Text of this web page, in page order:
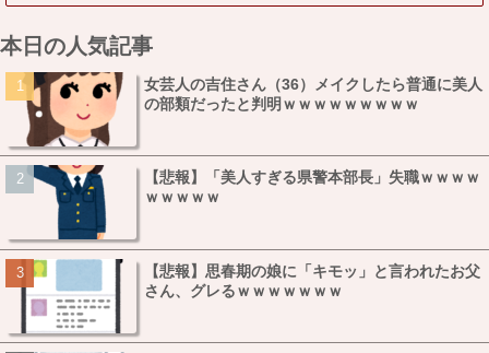
本日の人気記事
女芸人の吉住さん（36）メイクしたら普通に美人
の部類だったと判明ｗｗｗｗｗｗｗｗｗ
【悲報】「美人すぎる県警本部長」失職ｗｗｗｗ
ｗｗｗｗｗ
【悲報】思春期の娘に「キモッ」と言われたお父
さん、グレるｗｗｗｗｗｗｗ